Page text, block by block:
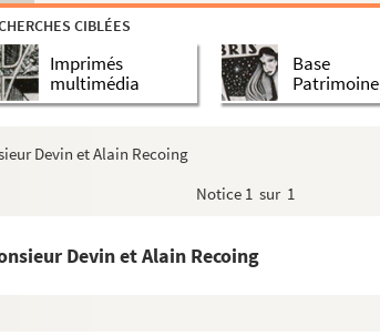
CIBLÉES
Imprimés
multimédia
Base
Patrimoine
Devin et Alain Recoing
Notice 1 sur 1
Devin et Alain Recoing
Violette
Vielle
à Alain Recoing
et Clem Gorman